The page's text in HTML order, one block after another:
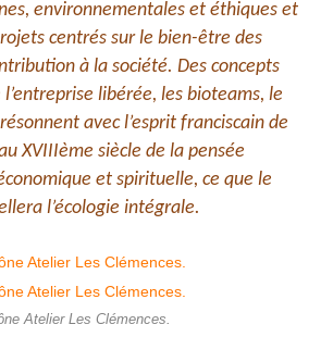
environnementales et éthiques et
centrés sur le bien-être des
à la société. Des concepts
libérée, les bioteams, le
avec l’esprit franciscain de
XVIIIème siècle de la pensée
et spirituelle, ce que le
l’écologie intégrale.
Atelier Les Clémences.